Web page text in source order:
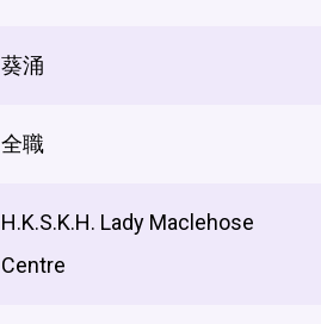
葵涌
全職
H.K.S.K.H. Lady Maclehose
Centre